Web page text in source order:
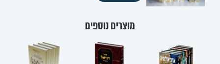
מוצרים נוספים